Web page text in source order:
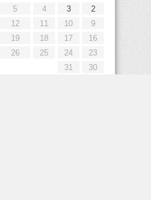
2
3
4
5
9
10
11
12
16
17
18
19
23
24
25
26
30
31